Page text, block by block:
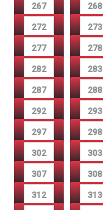
267 268
272 273
277 278
282 283
287 288
292 293
297 298
302 303
307 308
312 313